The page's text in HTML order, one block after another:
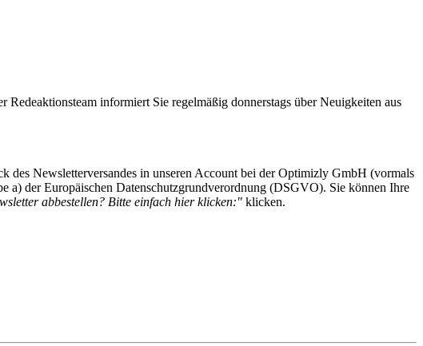
informiert Sie regelmäßig donnerstags über Neuigkeiten aus
Newsletterversandes in unseren Account bei der Optimizly GmbH (vormals
a) der Europäischen Datenschutzgrundverordnung (DSGVO). Sie können Ihre
abbestellen? Bitte einfach hier klicken:" klicken.